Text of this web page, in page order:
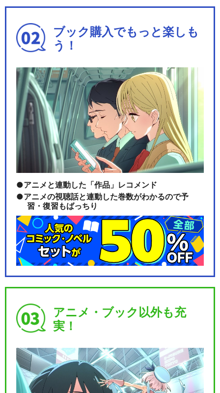
9』 第一章…
9』 第二章…
『ヤマトよ永遠に REBEL319
9』 第三章…
『ヤマトよ永遠に REBEL319
9』 第四章…
『ヤマトよ永遠に REBEL319
9』 第五章…
99』 第六…
宇宙戦艦ヤマト 劇場版
ブック購入でもっと楽しも
う！
アニメと連動した「作品」レコメンド
アニメの視聴話と連動した巻数がわかるので予
習・復習もばっちり
アニメ・ブック以外も充
実！